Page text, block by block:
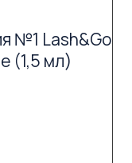
№1 Lash&Go
(1,5 мл)